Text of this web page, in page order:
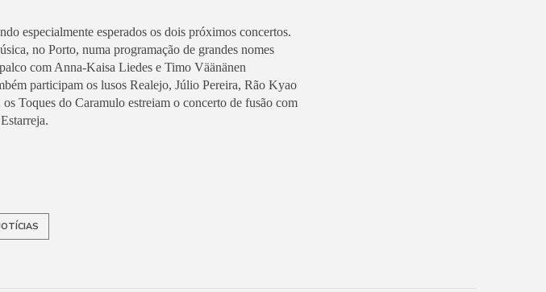
especialmente esperados os dois próximos concertos.
no Porto, numa programação de grandes nomes
com Anna-Kaisa Liedes e Timo Väänänen
participam os lusos Realejo, Júlio Pereira, Rão Kyao
Toques do Caramulo estreiam o concerto de fusão com